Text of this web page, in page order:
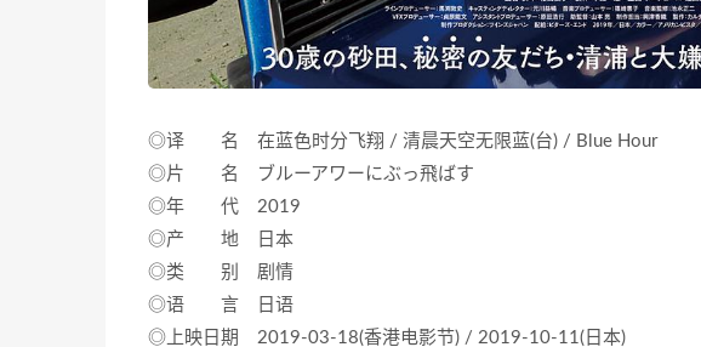
◎译 名 在蓝色时分飞翔 / 清晨天空无限蓝(台) / Blue Hour
◎片 名 ブルーアワーにぶっ飛ばす
◎年 代 2019
◎产 地 日本
◎类 别 剧情
◎语 言 日语
◎上映日期 2019-03-18(香港电影节) / 2019-10-11(日本)